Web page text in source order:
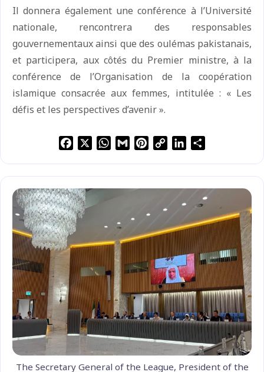
Il donnera également une conférence à l’Université
nationale, rencontrera des responsables
gouvernementaux ainsi que des oulémas pakistanais,
et participera, aux côtés du Premier ministre, à la
conférence de l’Organisation de la coopération
islamique consacrée aux femmes, intitulée : « Les
défis et les perspectives d’avenir ».
c
e
b
o
o
k
X W
h
a
t
p
p
G
m
a
i
P
n
t
r
e
s
t
C
p
y
n
L
n
k
d
I
n
a
r
e
The Secretary General of the League, President of the